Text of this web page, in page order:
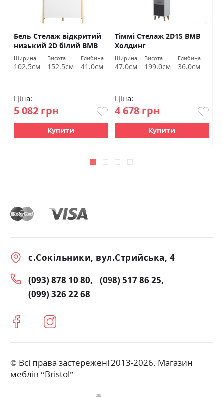
Бель Стелаж відкритий
низький 2D білий ВМВ
Холдинг
Ширина
102.5см
Висота
152.5см
Глибина
41.0см
Ціна:
5 082 грн
Купити
Тіммі Стелаж 2D1S ВМВ
Холдинг
Ширина
47.0см
Висота
199.0см
Глибина
36.0см
Ціна:
4 678 грн
Купити
с.Сокільники, вул.Стрийська, 4
(093) 878 10 80
(098) 517 86 25
(099) 326 22 68
© Всі права застережені 2013-2026. Магазин
меблів “Bristol”